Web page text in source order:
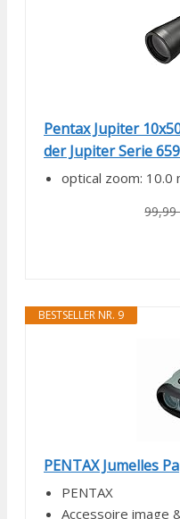
Pentax Jupiter
der Jupiter Serie
optical zoom: 10.0
99,99
BESTSELLER NR. 9
PENTAX Jumelles
PENTAX
Accessoire image